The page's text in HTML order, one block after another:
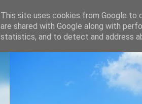
This site uses cookies from Google to
are shared with Google along with
statistics, and to detect and address